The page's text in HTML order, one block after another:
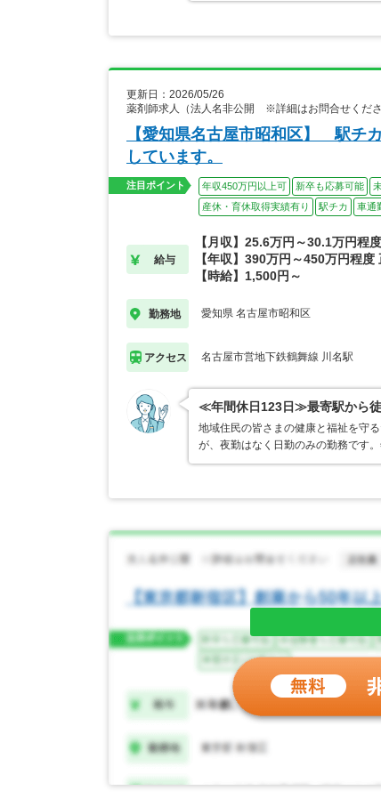
更新日：2026/05/26
薬剤師求人（法人名非公開 ※詳細はお問合せくださ
【愛知県名古屋市昭和区】 駅チ
しています。
注目ポイント 年収450万円以上可 新卒も応募可能
産休・育休取得実績有り
駅チカ 車通
給与
【月収】25.6万円～30.1万円程
【年収】390万円～450万円程度
【時給】1,500円～
勤務地 愛知県 名古屋市昭和区
アクセス 名古屋市営地下鉄鶴舞線 川名駅
≪年間休日123日≫最寄駅から
地域住民の皆さまの健康と福祉を守
が、夜勤はなく日勤のみの勤務です